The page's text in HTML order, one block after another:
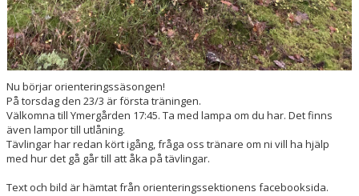
Nu börjar orienteringssäsongen!
På torsdag den 23/3 är första träningen.
Välkomna till Ymergården 17:45. Ta med lampa om du har. Det finns
även lampor till utlåning.
Tävlingar har redan kört igång, fråga oss tränare om ni vill ha hjälp
med hur det gå går till att åka på tävlingar.
Text och bild är hämtat från orienteringssektionens facebooksida.